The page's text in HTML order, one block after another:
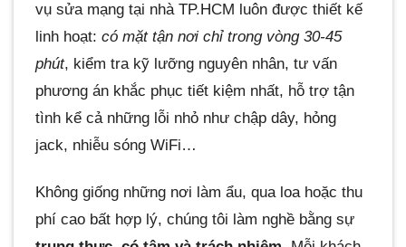
vụ sửa mạng tại nhà TP.HCM luôn được thiết kế
linh hoạt: có mặt tận nơi chỉ trong vòng 30-45
phút, kiểm tra kỹ lưỡng nguyên nhân, tư vấn
phương án khắc phục tiết kiệm nhất, hỗ trợ tận
tình kể cả những lỗi nhỏ như chập dây, hỏng
jack, nhiễu sóng WiFi…
Không giống những nơi làm ẩu, qua loa hoặc thu
phí cao bất hợp lý, chúng tôi làm nghề bằng sự